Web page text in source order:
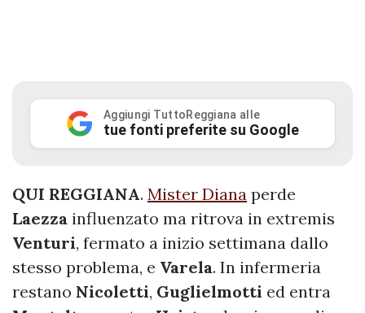
Aggiungi TuttoReggiana alle
tue fonti preferite su Google
QUI REGGIANA. Mister Diana perde
Laezza influenzato ma ritrova in extremis
Venturi, fermato a inizio settimana dallo
stesso problema, e Varela. In infermeria
restano Nicoletti, Guglielmotti ed entra